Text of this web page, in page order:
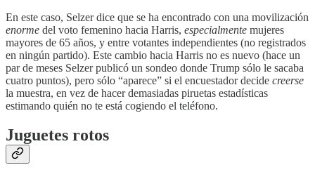
En este caso, Selzer dice que se ha encontrado con una movilización
enorme del voto femenino hacia Harris, especialmente mujeres
mayores de 65 años, y entre votantes independientes (no registrados
en ningún partido). Este cambio hacia Harris no es nuevo (hace un
par de meses Selzer publicó un sondeo donde Trump sólo le sacaba
cuatro puntos), pero sólo “aparece” si el encuestador decide creerse
la muestra, en vez de hacer demasiadas piruetas estadísticas
estimando quién no te está cogiendo el teléfono.
Juguetes rotos